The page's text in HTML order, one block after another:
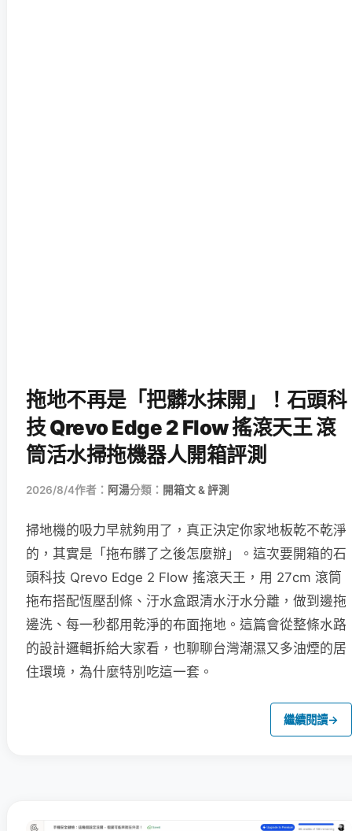
拖地不再是「把髒水抹開」！石頭科
技 Qrevo Edge 2 Flow 搖滾天王 滾
筒活水掃拖機器人開箱評測
2026/8/4作者： 阿湯分類： 開箱文 & 評測
掃地機的吸力早就夠用了，真正決定你家地板乾不乾淨
的，其實是「拖布髒了之後怎麼辦」。這次要開箱的石
頭科技 Qrevo Edge 2 Flow 搖滾天王，用 27cm 滾筒
拖布搭配恆壓刮條、汙水盒跟清水汙水分離，做到邊拖
邊洗、每一秒都用乾淨的布面拖地。這篇會從整條水路
的設計邏輯拆給大家看，也聊聊台灣潮濕又多油煙的居
住環境，為什麼特別吃這一套。
繼續閱讀→